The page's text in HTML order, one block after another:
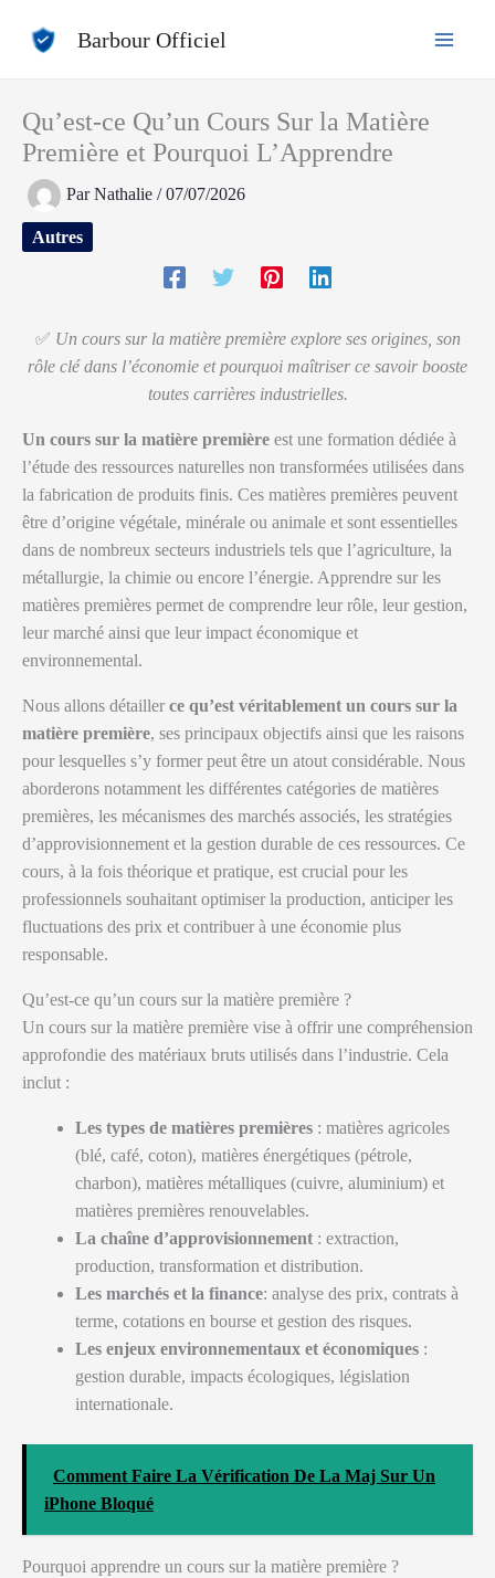
Barbour Officiel
Qu’est-ce Qu’un Cours Sur la Matière
Première et Pourquoi L’Apprendre
ParNathalie /07/07/2026
Autres
✅ Un cours sur la matière première explore ses origines, son
rôle clé dans l’économie et pourquoi maîtriser ce savoir booste
toutes carrières industrielles.
Un cours sur la matière première est une formation dédiée à
l’étude des ressources naturelles non transformées utilisées dans
la fabrication de produits finis. Ces matières premières peuvent
être d’origine végétale, minérale ou animale et sont essentielles
dans de nombreux secteurs industriels tels que l’agriculture, la
métallurgie, la chimie ou encore l’énergie. Apprendre sur les
matières premières permet de comprendre leur rôle, leur gestion,
leur marché ainsi que leur impact économique et
environnemental.
Nous allons détailler ce qu’est véritablement un cours sur la
matière première, ses principaux objectifs ainsi que les raisons
pour lesquelles s’y former peut être un atout considérable. Nous
aborderons notamment les différentes catégories de matières
premières, les mécanismes des marchés associés, les stratégies
d’approvisionnement et la gestion durable de ces ressources. Ce
cours, à la fois théorique et pratique, est crucial pour les
professionnels souhaitant optimiser la production, anticiper les
fluctuations des prix et contribuer à une économie plus
responsable.
Qu’est-ce qu’un cours sur la matière première ?
Un cours sur la matière première vise à offrir une compréhension
approfondie des matériaux bruts utilisés dans l’industrie. Cela
inclut :
Les types de matières premières : matières agricoles
(blé, café, coton), matières énergétiques (pétrole,
charbon), matières métalliques (cuivre, aluminium) et
matières premières renouvelables.
La chaîne d’approvisionnement : extraction,
production, transformation et distribution.
Les marchés et la finance: analyse des prix, contrats à
terme, cotations en bourse et gestion des risques.
Les enjeux environnementaux et économiques :
gestion durable, impacts écologiques, législation
internationale.
Comment Faire La Vérification De La Maj Sur Un
iPhone Bloqué
Pourquoi apprendre un cours sur la matière première ?